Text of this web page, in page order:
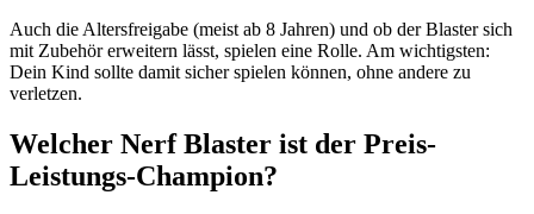
Auch die Altersfreigabe (meist ab 8 Jahren) und ob der Blaster sich
mit Zubehör erweitern lässt, spielen eine Rolle. Am wichtigsten:
Dein Kind sollte damit sicher spielen können, ohne andere zu
verletzen.
Welcher Nerf Blaster ist der Preis-
Leistungs-Champion?